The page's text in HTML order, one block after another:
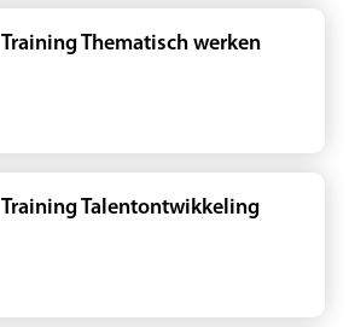
Training Thematisch werken
Training Talentontwikkeling